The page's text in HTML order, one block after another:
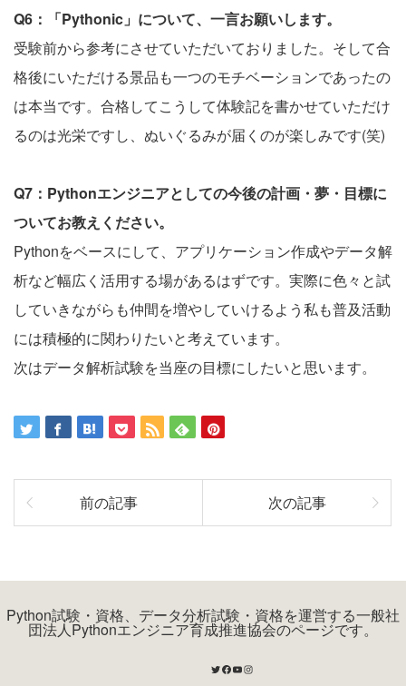
Q6：「Pythonic」について、一言お願いします。
受験前から参考にさせていただいておりました。そして合
格後にいただける景品も一つのモチベーションであったの
は本当です。合格してこうして体験記を書かせていただけ
るのは光栄ですし、ぬいぐるみが届くのが楽しみです(笑)
Q7：Pythonエンジニアとしての今後の計画・夢・目標に
ついてお教えください。
Pythonをベースにして、アプリケーション作成やデータ解
析など幅広く活用する場があるはずです。実際に色々と試
していきながらも仲間を増やしていけるよう私も普及活動
には積極的に関わりたいと考えています。
次はデータ解析試験を当座の目標にしたいと思います。
前の記事 次の記事
Python試験・資格、データ分析試験・資格を運営する一般社
団法人Pythonエンジニア育成推進協会のページです。
Twitter
Facebook
YouTube
Instagram